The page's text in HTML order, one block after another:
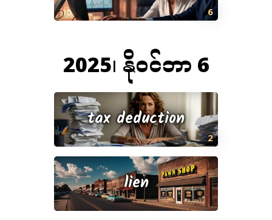
6
2025၊ နိုဝင်ဘာ 6
2
tax deduction
lien